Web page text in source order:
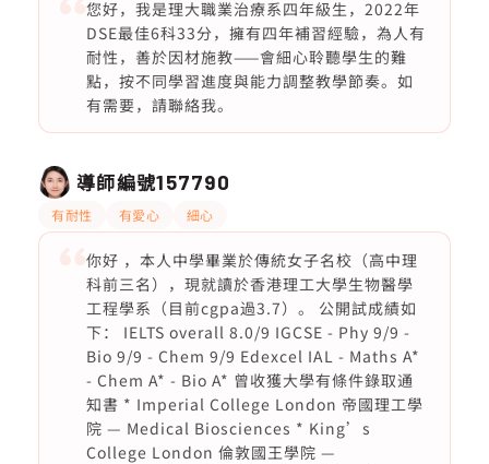
您好，我是理大職業治療系四年級生，2022年
DSE最佳6科33分，擁有四年補習經驗，為人有
耐性，善於因材施教——會細心聆聽學生的難
點，按不同學習進度與能力調整教學節奏。如
有需要，請聯絡我。
導師編號157790
有耐性 有愛心 細心
你好 ，本人中學畢業於傳統女子名校（高中理
科前三名），現就讀於香港理工大學生物醫學
工程學系（目前cgpa過3.7）。 公開試成績如
下： IELTS overall 8.0/9 IGCSE - Phy 9/9 -
Bio 9/9 - Chem 9/9 Edexcel IAL - Maths A*
- Chem A* - Bio A* 曾收獲大學有條件錄取通
知書 * Imperial College London 帝國理工學
院 — Medical Biosciences * King’s
College London 倫敦國王學院 —